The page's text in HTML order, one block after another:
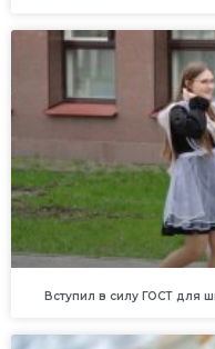
Вступил в силу ГОСТ для